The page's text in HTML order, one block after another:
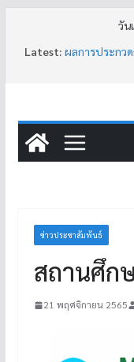
วัน
Latest: ผลการประกว
ประกาศหยุดก
ข่าวประชาสัมพันธ์
สถานศึก
21 พฤศจิกายน 2565